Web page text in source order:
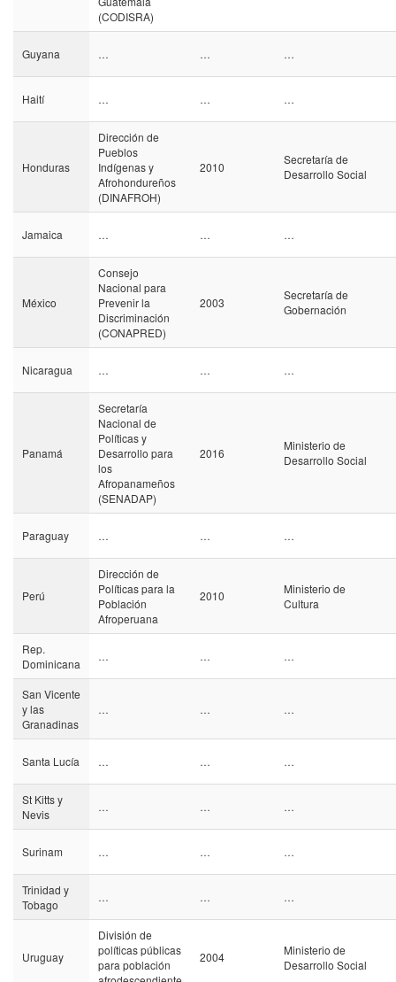
(CODISRA)
Guyana … … …
Haití … … …
Honduras
Dirección de
Pueblos
Indígenas y
Afrohondureños
(DINAFROH)
2010
Secretaría de
Desarrollo Social
Jamaica … … …
México
Consejo
Nacional para
Prevenir la
Discriminación
(CONAPRED)
2003
Secretaría de
Gobernación
Nicaragua … … …
Panamá
Secretaría
Nacional de
Políticas y
Desarrollo para
los
Afropanameños
(SENADAP)
2016
Ministerio de
Desarrollo Social
Paraguay … … …
Perú
Dirección de
Políticas para la
Población
Afroperuana
2010
Ministerio de
Cultura
Rep.
Dominicana
… … …
San Vicente
y las
Granadinas
… … …
Santa Lucía … … …
St Kitts y
Nevis
… … …
Surinam … … …
Trinidad y
Tobago
… … …
Uruguay
División de
políticas públicas
para población
2004
Ministerio de
Desarrollo Social